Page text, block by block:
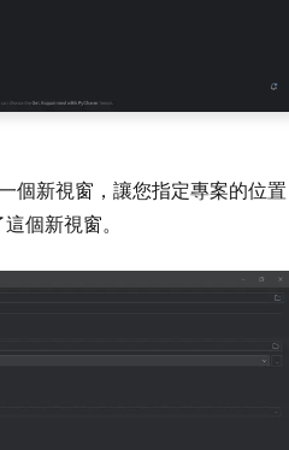
新視窗，讓您指定專案的位置
個新視窗。